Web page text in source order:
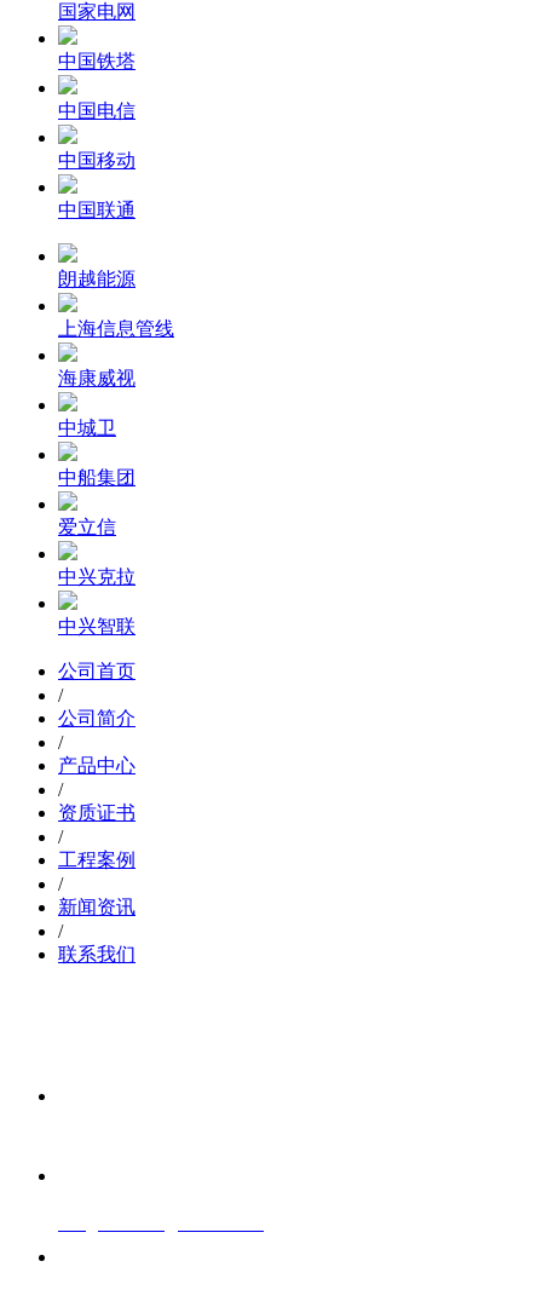
国家电网
中国铁塔
中国电信
中国移动
中国联通
朗越能源
上海信息管线
海康威视
中城卫
中船集团
爱立信
中兴克拉
中兴智联
公司首页
/
公司简介
/
产品中心
/
资质证书
/
工程案例
/
新闻资讯
/
联系我们